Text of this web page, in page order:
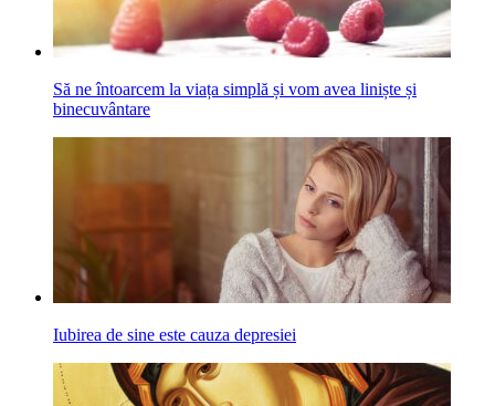
Să ne întoarcem la viața simplă și vom avea liniște și
binecuvântare
Iubirea de sine este cauza depresiei